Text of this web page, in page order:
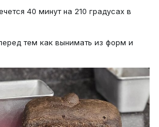
40 минут на 210 градусах в
тем как вынимать из форм и